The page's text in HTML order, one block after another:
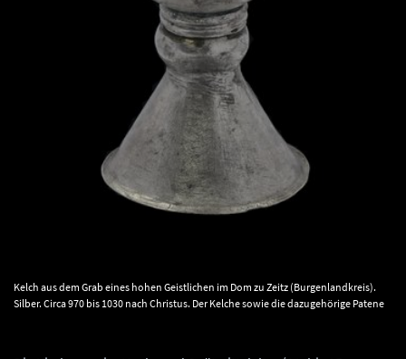
Kelch aus dem Grab eines hohen Geistlichen im Dom zu Zeitz (Burgenlandkreis).
Silber. Circa 970 bis 1030 nach Christus. Der Kelche sowie die dazugehörige Patene